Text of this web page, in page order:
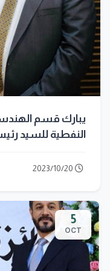
يبارك قسم
النفطية
افضل 25 باحث في الجامعات العراقية
5
OCT